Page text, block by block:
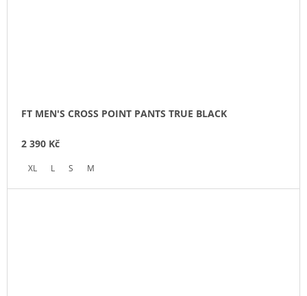
FT MEN'S CROSS POINT PANTS TRUE BLACK
2 390 Kč
XL L S M